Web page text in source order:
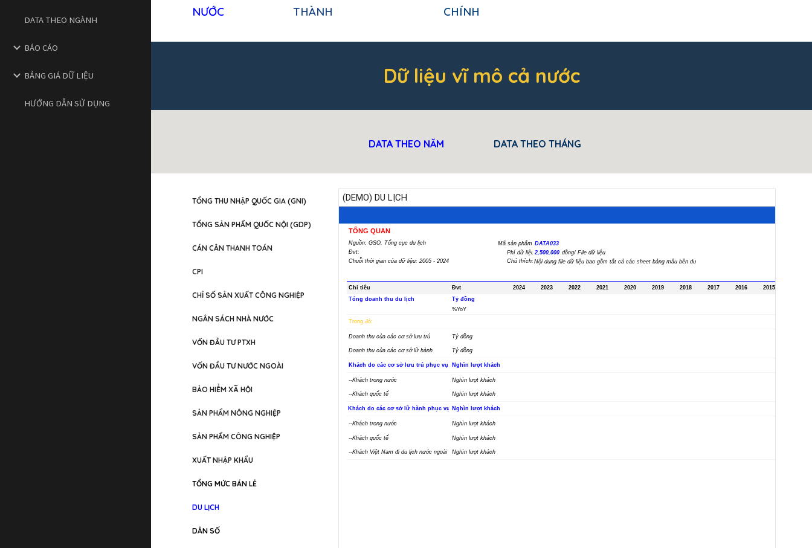
DATA THEO NGÀNH
BÁO CÁO
BẢNG GIÁ DỮ LIỆU
HƯỚNG DẪN SỬ DỤNG
NƯỚC
THÀNH
CHÍNH
Dữ liệu vĩ mô cả nước
DATA THEO NĂM DATA THEO THÁNG
TỔNG THU NHẬP QUỐC GIA (GNI)
TỔNG SẢN PHẨM QUỐC NỘI (GDP)
CÁN CÂN THANH TOÁN
CPI
CHỈ SỐ SẢN XUẤT CÔNG NGHIỆP
NGÂN SÁCH NHÀ NƯỚC
VỐN ĐẦU TƯ PTXH
VỐN ĐẦU TƯ NƯỚC NGOÀI
BẢO HIỂM XÃ HỘI
SẢN PHẨM NÔNG NGHIỆP
SẢN PHẨM CÔNG NGHIỆP
XUẤT NHẬP KHẨU
TỔNG MỨC BÁN LẺ
DU LỊCH
DÂN SỐ